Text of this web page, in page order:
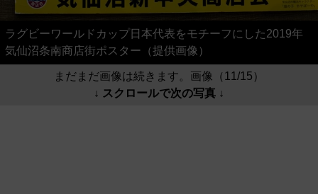
ラグビーワールドカップ日本代表をモチーフにした2019年
気仙沼条南商店街ポスター（提供画像）
まだまだ画像は続きます。画像（11/15）
↓ スクロールで次の写真 ↓